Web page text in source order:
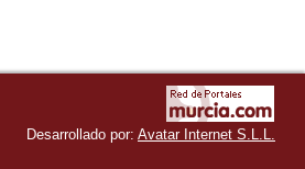
Desarrollado por: Avatar Internet S.L.L.